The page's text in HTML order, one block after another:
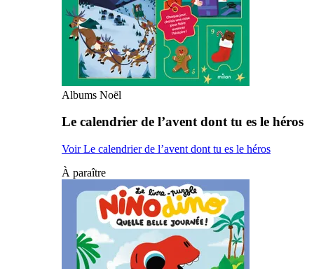
Albums Noël
Le calendrier de l’avent dont tu es le héros
Voir Le calendrier de l’avent dont tu es le héros
À paraître